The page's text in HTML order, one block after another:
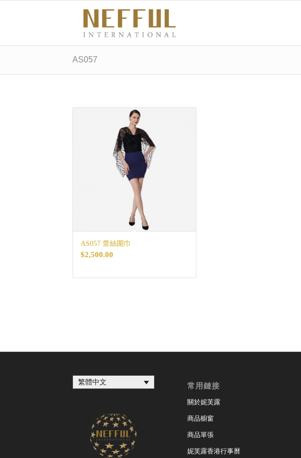
AS057
AS057 蕾絲圍巾
$2,500.00
繁體中文 常用鏈接
關於妮芙露
商品櫥窗
商品單張
妮芙露香港行事曆